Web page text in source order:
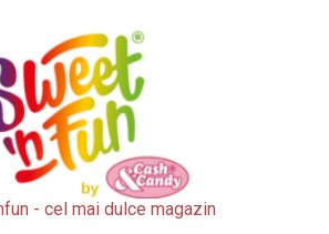
- cel mai dulce magazin